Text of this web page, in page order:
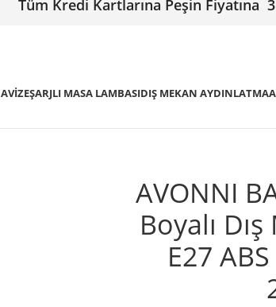
Tüm Kredi Kartlarına Peşin Fiyatına 3
AVIZEŞARJLI MASA LAMBASIDIŞ MEKAN AYDINLATMA
AVONNI
Boyalı
E27